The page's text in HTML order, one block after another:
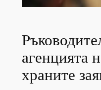
агенцията
храните